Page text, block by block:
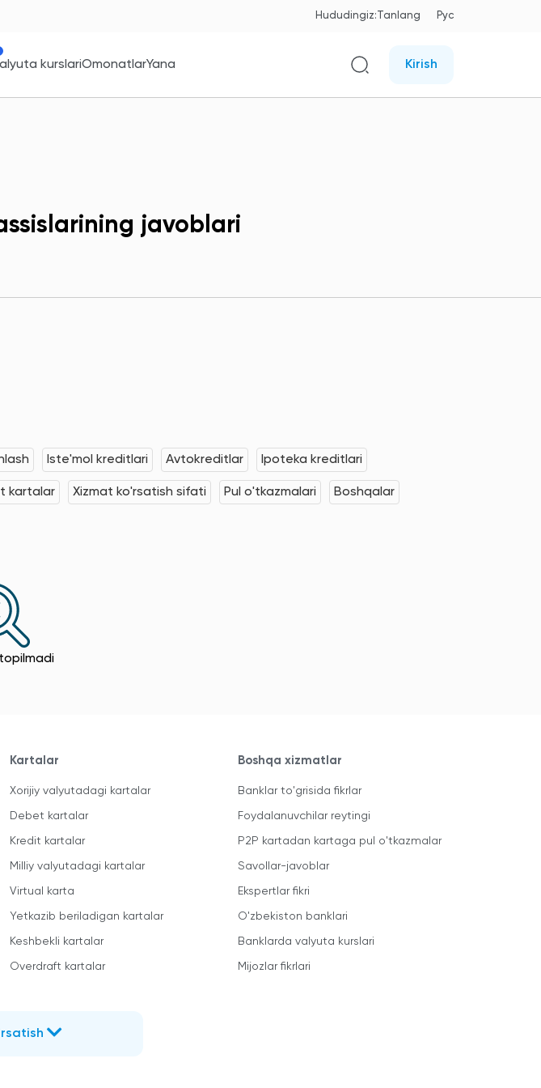
Hududingiz:Tanlang Рус
kurslariOmonatlarYana Kirish
javoblari
Iste'mol kreditlari Avtokreditlar Ipoteka kreditlari
kartalar Xizmat ko'rsatish sifati Pul o'tkazmalari Boshqalar
Kartalar
Xorijiy valyutadagi kartalar
Debet kartalar
Kredit kartalar
Milliy valyutadagi kartalar
Virtual karta
Yetkazib beriladigan kartalar
Keshbekli kartalar
Overdraft kartalar
Boshqa xizmatlar
Banklar to'grisida fikrlar
Foydalanuvchilar reytingi
P2P kartadan kartaga pul o'tkazmalar
Savollar-javoblar
Ekspertlar fikri
O'zbekiston banklari
Banklarda valyuta kurslari
Mijozlar fikrlari